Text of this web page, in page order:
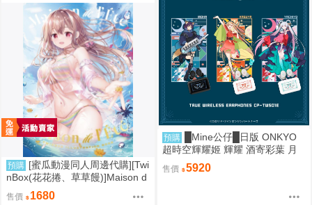
預購 [蜜瓜動漫同人周邊代購][Twi
nBox(花花捲、草草饅)]Maison d
e l’Ete【B2Wスエードタペスト
リー】(B2掛軸特典版)(同人誌)
售價 1680
預購
█Mine公仔█日版 ONKYO
超時空輝耀姬 輝耀 酒寄彩葉 月
見八千代 耳機 聯名 CP-TWS01E
B7133
售價 5920